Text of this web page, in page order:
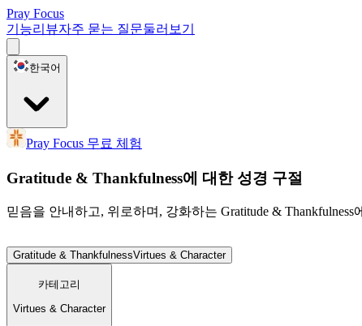
Pray Focus
기능리뷰자주 묻는 질문둘러보기
한국어
Pray Focus 무료 체험
Gratitude & Thankfulness에 대한 성경 구절
믿음을 안내하고, 위로하며, 강화하는 Gratitude &
Gratitude & ThankfulnessVirtues & Character
카테고리
Virtues & Character